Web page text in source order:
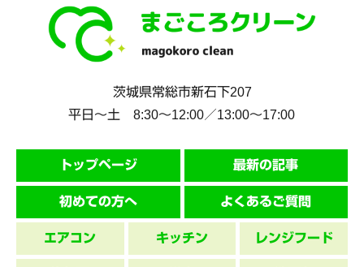
茨城県常総市新石下207
平日～土 8:30〜12:00／13:00〜17:00
トップページ 最新の記事
初めての方へ よくあるご質問
エアコン キッチン レンジフード